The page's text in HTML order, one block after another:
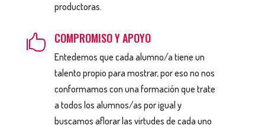
productoras.
 COMPROMISO Y APOYO
Entedemos que cada alumno/a tiene un
talento propio para mostrar, por eso no nos
conformamos con una formación que trate
a todos los alumnos/as por igual y
buscamos aflorar las virtudes de cada uno